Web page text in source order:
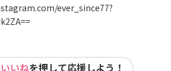
ever_since77?
いいねを押して応援しよう！